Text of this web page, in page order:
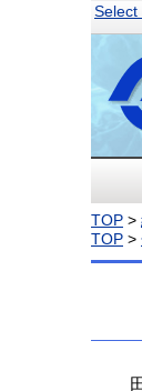
Select
TOP >
TOP >
田